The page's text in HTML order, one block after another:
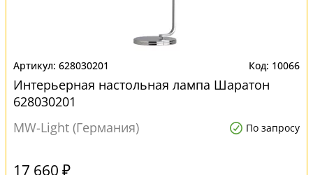
628030201 10066
Интерьерная настольная лампа Шаратон
628030201
MW-Light (Германия)
По запросу
17 660 ₽